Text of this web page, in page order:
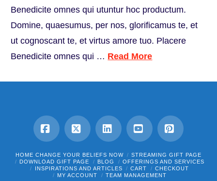
Benedicite omnes qui utuntur hoc productum.
Domine, quaesumus, per nos, glorificamus te, et
ut cognoscant te, et virtus amore tuo. Placere
Benedicite omnes qui … Read More
Facebook
X LinkedInYouTubePinterest
HOME CHANGE YOUR BELIEFS NOW
STREAMING GIFT PAGE
DOWNLOAD GIFT PAGE
BLOG
OFFERINGS AND SERVICES
INSPIRATIONS AND ARTICLES
CART
CHECKOUT
MY ACCOUNT
TEAM MANAGEMENT